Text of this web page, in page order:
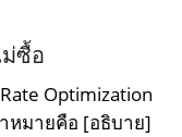
ซื้อ
Optimization
หมายคือ [อธิบาย]